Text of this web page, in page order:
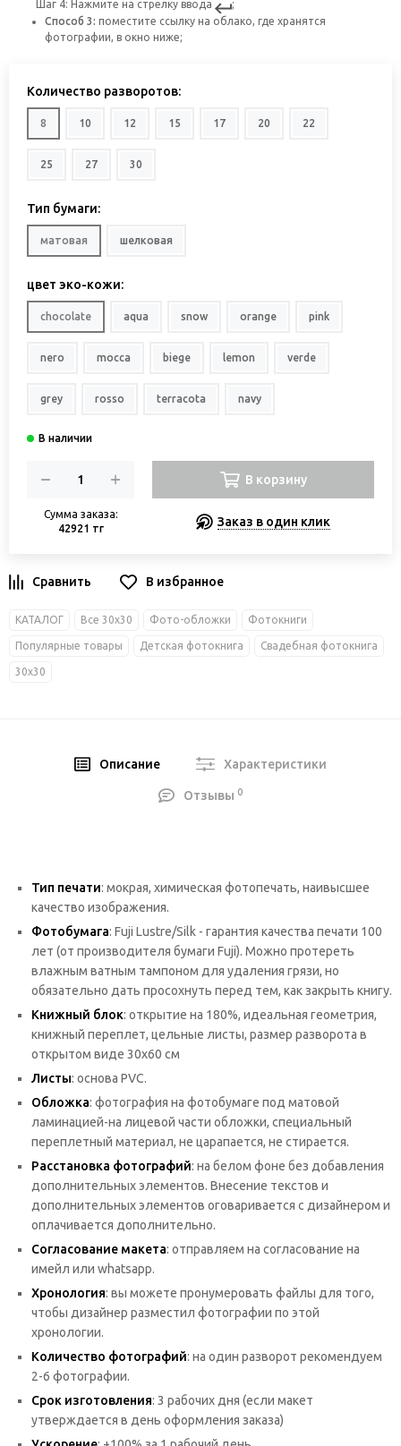
Шаг 4: Нажмите на стрелку ввода
;
Способ 3: поместите ссылку на облако, где хранятся
фотографии, в окно ниже;
Количество разворотов:
8 10 12 15 17 20 22
25 27 30
Тип бумаги:
матовая шелковая
цвет эко-кожи:
chocolate aqua snow orange pink
nero mocca biege lemon verde
grey rosso terracota navy
Сумма заказа:
42921 тг
В корзину
Заказ в один клик
В избранное
КАТАЛОГ Все 30х30 Фото-обложки Фотокниги
Популярные товары Детская фотокнига Свадебная фотокнига
30х30
Описание Характеристики
Отзывы 0
Тип печати: мокрая, химическая фотопечать, наивысшее
качество изображения.
Фотобумага: Fuji Lustre/Silk - гарантия качества печати 100
лет (от производителя бумаги Fuji). Можно протереть
влажным ватным тампоном для удаления грязи, но
обязательно дать просохнуть перед тем, как закрыть книгу.
Книжный блок: открытие на 180%, идеальная геометрия,
книжный переплет, цельные листы, размер разворота в
открытом виде 30х60 см
Листы: основа PVC.
Обложка: фотография на фотобумаге под матовой
ламинацией-на лицевой части обложки, специальный
переплетный материал, не царапается, не стирается.
Расстановка фотографий: на белом фоне без добавления
дополнительных элементов. Внесение текстов и
дополнительных элементов оговаривается с дизайнером и
оплачивается дополнительно.
Согласование макета: отправляем на согласование на
имейл или whatsaрp.
Хронология: вы можете пронумеровать файлы для того,
чтобы дизайнер разместил фотографии по этой
хронологии.
Количество фотографий: на один разворот рекомендуем
2-6 фотографии.
Срок изготовления: 3 рабочих дня (если макет
утверждается в день оформления заказа)